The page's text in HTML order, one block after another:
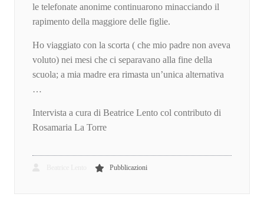
le telefonate anonime continuarono minacciando il
rapimento della maggiore delle figlie.
Ho viaggiato con la scorta ( che mio padre non aveva
voluto) nei mesi che ci separavano alla fine della
scuola; a mia madre era rimasta un’unica alternativa
…
Intervista a cura di Beatrice Lento col contributo di
Rosamaria La Torre
Pubblicazioni